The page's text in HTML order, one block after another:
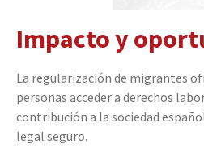
Impacto y
La regularización de migrantes
personas acceder a derechos
contribución a la sociedad
legal seguro.